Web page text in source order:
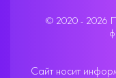
© 2020 - 2026
Сайт носит